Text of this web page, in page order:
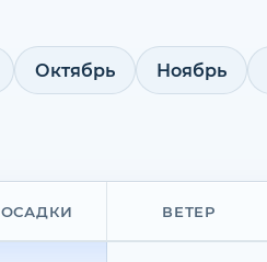
Октябрь Ноябрь
ОСАДКИ ВЕТЕР